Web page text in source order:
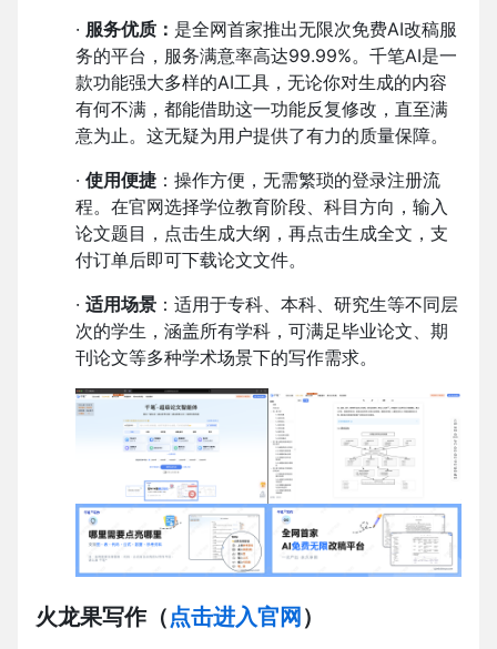
· 服务优质： 是全网首家推出无限次免费AI改稿服
务的平台，服务满意率高达99.99%。千笔AI是一
款功能强大多样的AI工具，无论你对生成的内容
有何不满，都能借助这一功能反复修改，直至满
意为止。这无疑为用户提供了有力的质量保障。
· 使用便捷 ：操作方便，无需繁琐的登录注册流
程。在官网选择学位教育阶段、科目方向，输入
论文题目，点击生成大纲，再点击生成全文，支
付订单后即可下载论文文件。
· 适用场景 ：适用于专科、本科、研究生等不同层
次的学生，涵盖所有学科，可满足毕业论文、期
刊论文等多种学术场景下的写作需求。
火龙果写作（点击进入官网 ）